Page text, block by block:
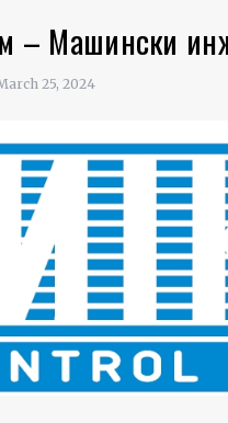
– Машински
25, 2024